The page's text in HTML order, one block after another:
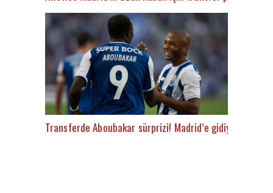
Transferde Aboubakar sürprizi! Madrid’e gidiyor iddiası